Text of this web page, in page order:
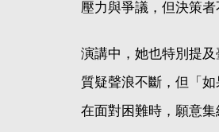
壓力與爭議，但決策
演講中，她也特別提
質疑聲浪不斷，但「
在面對困難時，願意